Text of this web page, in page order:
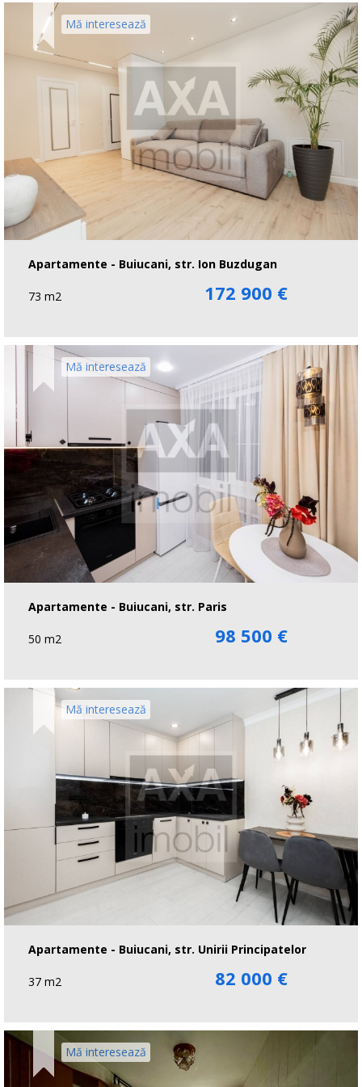
Mă interesează
Apartamente - Buiucani, str. Ion Buzdugan
73 m2 172 900 €
Mă interesează
Apartamente - Buiucani, str. Paris
50 m2 98 500 €
Mă interesează
Apartamente - Buiucani, str. Unirii Principatelor
37 m2 82 000 €
Mă interesează